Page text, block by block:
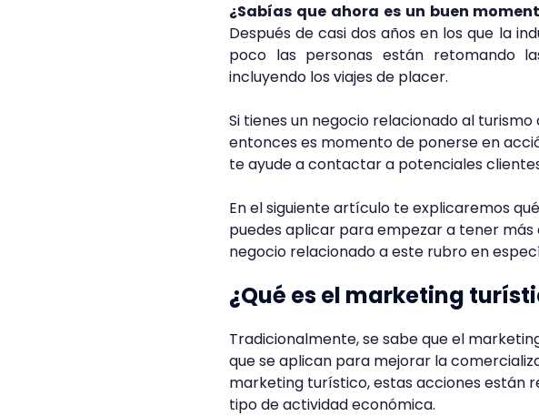
¿Sabías que ahora es un buen
Después de casi dos años en los que la
poco las personas están retomando
incluyendo los viajes de placer.
Si tienes un negocio relacionado al
entonces es momento de ponerse en
te ayude a contactar a potenciales
En el siguiente artículo te explicaremos
puedes aplicar para empezar a tener
negocio relacionado a este rubro en
¿Qué es el marketing
Tradicionalmente, se sabe que el
que se aplican para mejorar la
marketing turístico, estas acciones están
tipo de actividad económica.